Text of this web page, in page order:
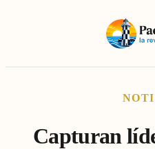
Capturan